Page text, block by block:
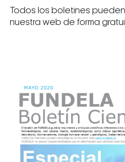
Todos los boletines
nuestra web de forma